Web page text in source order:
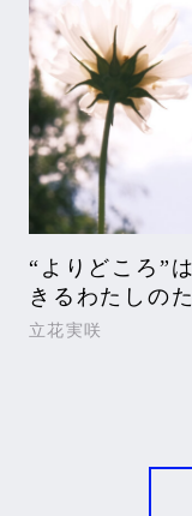
“よりどころ”
きるわたしの
立花実咲